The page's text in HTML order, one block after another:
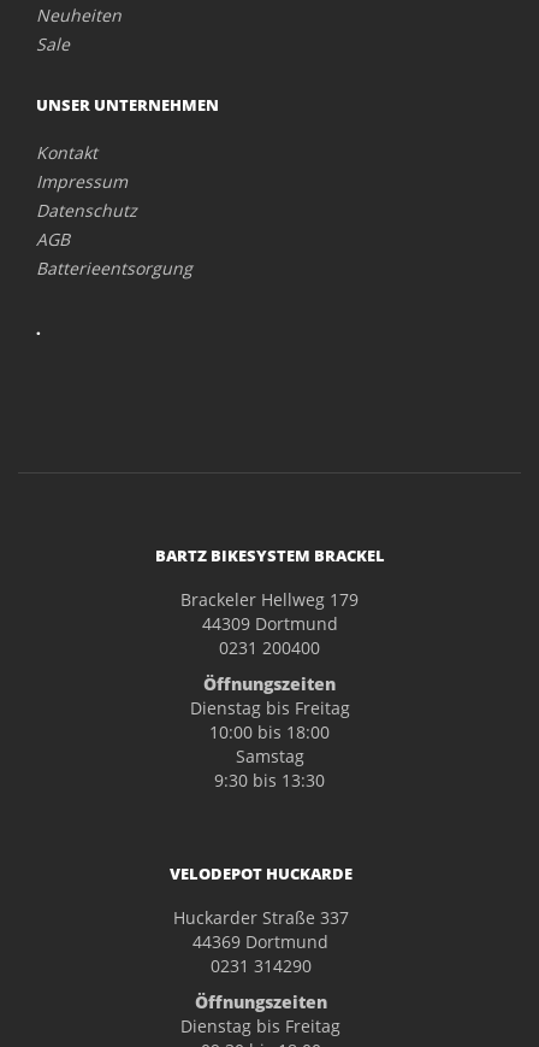
Neuheiten
Sale
UNSER UNTERNEHMEN
Kontakt
Impressum
Datenschutz
AGB
Batterieentsorgung
.
BARTZ BIKESYSTEM BRACKEL
Brackeler Hellweg 179
44309 Dortmund
0231 200400
Öffnungszeiten
Dienstag bis Freitag
10:00 bis 18:00
Samstag
9:30 bis 13:30
VELODEPOT HUCKARDE
Huckarder Straße 337
44369 Dortmund
0231 314290
Öffnungszeiten
Dienstag bis Freitag